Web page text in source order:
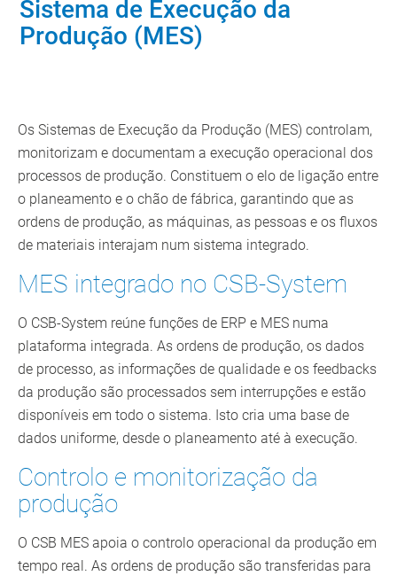
Sistema de Execução da
Produção (MES)
Os Sistemas de Execução da Produção (MES) controlam,
monitorizam e documentam a execução operacional dos
processos de produção. Constituem o elo de ligação entre
o planeamento e o chão de fábrica, garantindo que as
ordens de produção, as máquinas, as pessoas e os fluxos
de materiais interajam num sistema integrado.
MES integrado no CSB-System
O CSB-System reúne funções de ERP e MES numa
plataforma integrada. As ordens de produção, os dados
de processo, as informações de qualidade e os feedbacks
da produção são processados sem interrupções e estão
disponíveis em todo o sistema. Isto cria uma base de
dados uniforme, desde o planeamento até à execução.
Controlo e monitorização da
produção
O CSB MES apoia o controlo operacional da produção em
tempo real. As ordens de produção são transferidas para